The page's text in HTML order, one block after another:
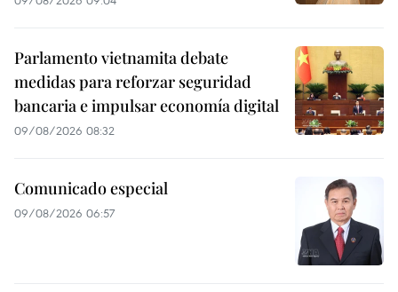
Parlamento vietnamita debate
medidas para reforzar seguridad
bancaria e impulsar economía digital
09/08/2026 08:32
Comunicado especial
09/08/2026 06:57